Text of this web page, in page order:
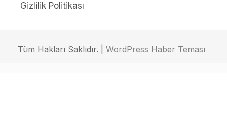
Gizlilik Politikası
Tüm Hakları Saklıdır. | WordPress Haber Teması